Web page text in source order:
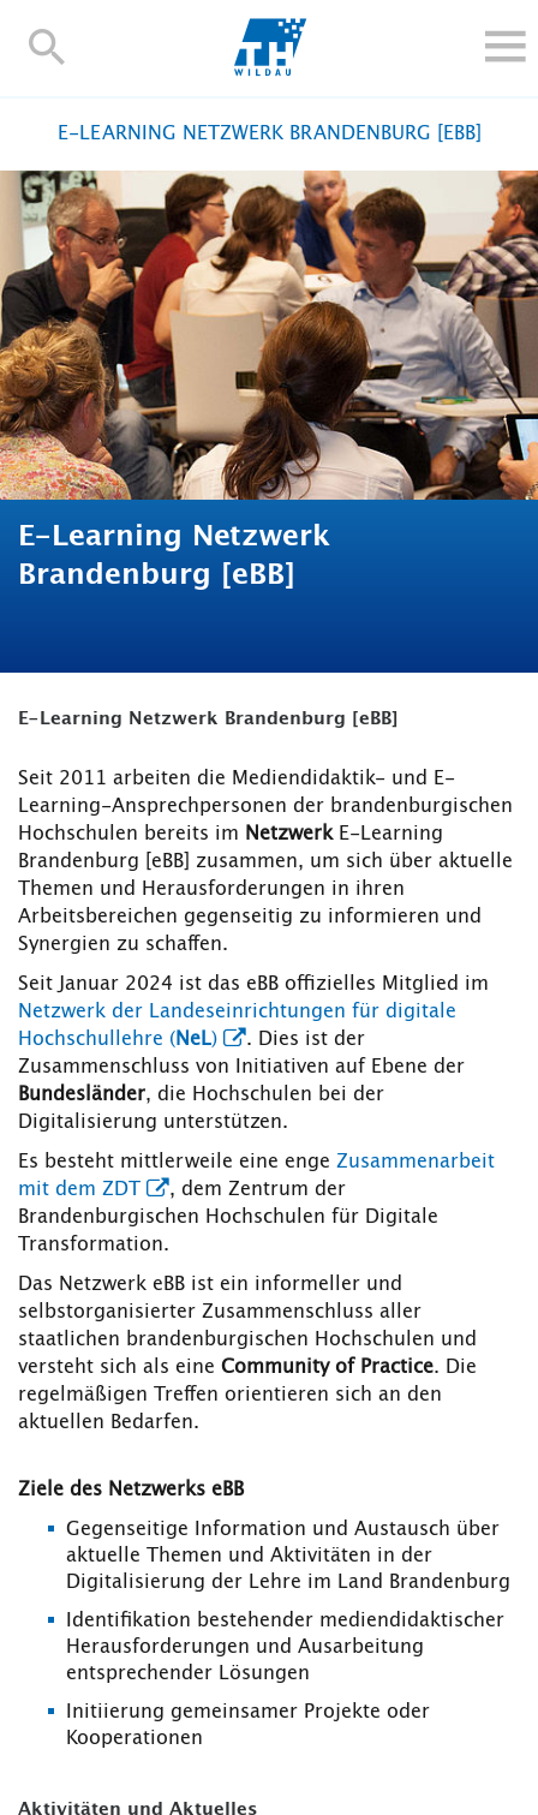
TH-
FORSCHUNG UND TRANSFER
ALUMNI
HOCHSCHULE
INTERNATIONAL
BESCHÄFTIGTE
Blogs Kontakt und Anfahrt Webmail Moodle
TH Online-Portal Personensuche English
E-LEARNING NETZWERK BRANDENBURG [EBB]
E-Learning Netzwerk
Brandenburg [eBB]
E-Learning Netzwerk Brandenburg [eBB]
Seit 2011 arbeiten die Mediendidaktik- und E-
Learning-Ansprechpersonen der brandenburgischen
Hochschulen bereits im Netzwerk E-Learning
Brandenburg [eBB]
zusammen, um sich über aktuelle
Themen und Herausforderungen in ihren
Arbeitsbereichen gegenseitig zu informieren und
Synergien zu schaffen.
Seit Januar 2024 ist das eBB offizielles Mitglied im
Netzwerk der Landeseinrichtungen für digitale
Hochschullehre (NeL)
. Dies ist der
Zusammenschluss von Initiativen auf Ebene der
Bundesländer, die Hochschulen bei der
Digitalisierung unterstützen.
Es besteht mittlerweile eine enge Zusammenarbeit
mit dem ZDT
, dem Zentrum der
Brandenburgischen Hochschulen für Digitale
Transformation.
Das Netzwerk eBB ist ein informeller und
selbstorganisierter Zusammenschluss aller
staatlichen brandenburgischen Hochschulen und
versteht sich als eine Community of Practice. Die
regelmäßigen Treffen orientieren sich an den
aktuellen Bedarfen.
Ziele des Netzwerks eBB
Gegenseitige Information und Austausch über
aktuelle Themen und Aktivitäten in der
Digitalisierung der Lehre im Land Brandenburg
Identifikation bestehender mediendidaktischer
Herausforderungen und Ausarbeitung
entsprechender Lösungen
Initiierung gemeinsamer Projekte oder
Kooperationen
Aktivitäten und Aktuelles